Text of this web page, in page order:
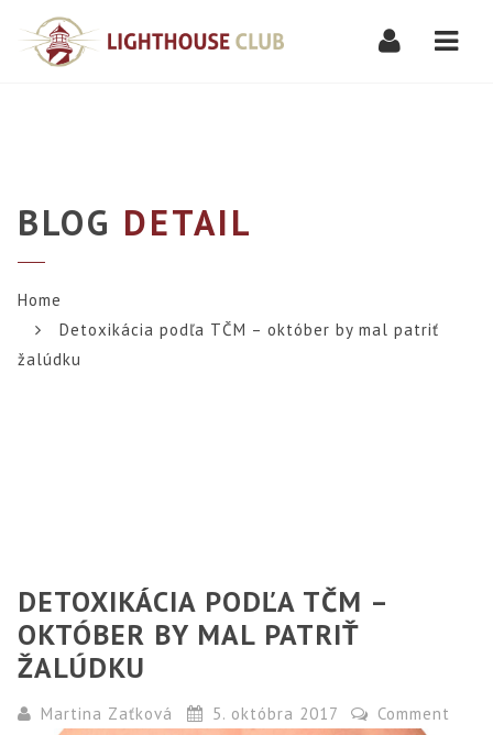
BLOG DETAIL
Home
Detoxikácia podľa TČM – október by mal patriť
žalúdku
DETOXIKÁCIA PODĽA TČM –
OKTÓBER BY MAL PATRIŤ
ŽALÚDKU
Martina Zaťková 5. októbra 2017 Comment